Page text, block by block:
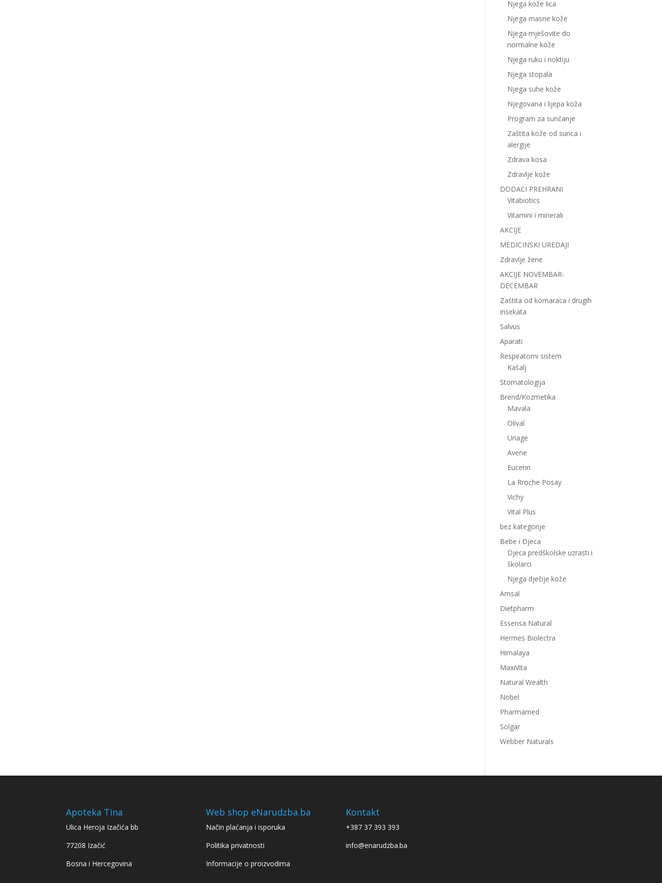
Njega kože lica
Njega masne kože
Njega mješovite do
normalne kože
Njega ruku i noktiju
Njega stopala
Njega suhe kože
Njegovana i lijepa koža
Program za sunčanje
Zaštita kože od sunca i
alergije
Zdrava kosa
Zdravlje kože
DODACI PREHRANI
Vitabiotics
Vitamini i minerali
AKCIJE
MEDICINSKI UREDAJI
Zdravlje žene
AKCIJE NOVEMBAR-
DECEMBAR
Zaštita od komaraca i drugih
insekata
Salvus
Aparati
Respiratorni sistem
Kašalj
Stomatologija
Brend/Kozmetika
Mavala
Olival
Uriage
Avene
Eucerin
La Rroche Posay
Vichy
Vital Plus
bez kategorije
Bebe i Djeca
Djeca predškolske uzrasti i
školarci
Njega dječije kože
Amsal
Dietpharm
Essensa Natural
Hermes Biolectra
Himalaya
MaxiVita
Natural Wealth
Nobel
Pharmamed
Solgar
Webber Naturals
Apoteka Tina
Ulica Heroja Izačića bb
77208 Izačić
Bosna i Hercegovina
Web shop eNarudzba.ba
Način plaćanja i isporuka
Politika privatnosti
Informacije o proizvodima
Kontakt
+387 37 393 393
info@enarudzba.ba